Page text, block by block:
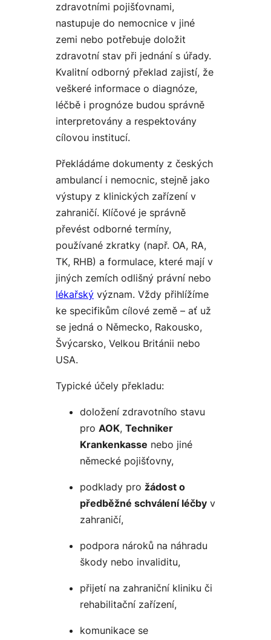
zdravotními pojišťovnami,
nastupuje do nemocnice v jiné
zemi nebo potřebuje doložit
zdravotní stav při jednání s úřady.
Kvalitní odborný překlad zajistí, že
veškeré informace o diagnóze,
léčbě i prognóze budou správně
interpretovány a respektovány
cílovou institucí.
Překládáme dokumenty z českých
ambulancí i nemocnic, stejně jako
výstupy z klinických zařízení v
zahraničí. Klíčové je správně
převést odborné termíny,
používané zkratky (např. OA, RA,
TK, RHB) a formulace, které mají v
jiných zemích odlišný právní nebo
lékařský význam. Vždy přihlížíme
ke specifikům cílové země – ať už
se jedná o Německo, Rakousko,
Švýcarsko, Velkou Británii nebo
USA.
Typické účely překladu:
doložení zdravotního stavu
pro AOK, Techniker
Krankenkasse nebo jiné
německé pojišťovny,
podklady pro žádost o
předběžné schválení léčby v
zahraničí,
podpora nároků na náhradu
škody nebo invaliditu,
přijetí na zahraniční kliniku či
rehabilitační zařízení,
komunikace se